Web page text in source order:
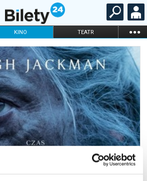
KINO TEATR ...
OPERA I BALET
STAND-UP
ONLINE KARNETY